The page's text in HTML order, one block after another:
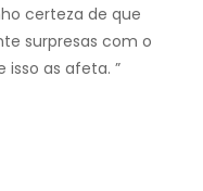
certeza de que
surpresas com o
isso as afeta. ”